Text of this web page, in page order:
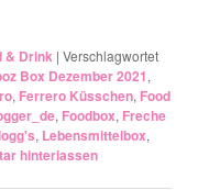
& Drink |Verschlagwortet
Box Dezember 2021,
, Ferrero Küsschen, Food
, Foodbox, Freche
, Lebensmittelbox,
hinterlassen